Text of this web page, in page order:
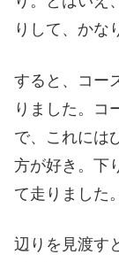
りして、かな
すると、コー
りました。コ
で、これには
方が好き。下
て走りました。
辺りを見渡す